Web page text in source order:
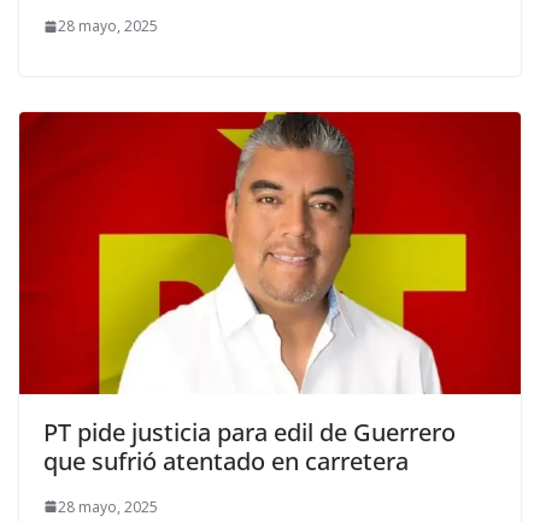
28 mayo, 2025
PT pide justicia para edil de Guerrero
que sufrió atentado en carretera
28 mayo, 2025